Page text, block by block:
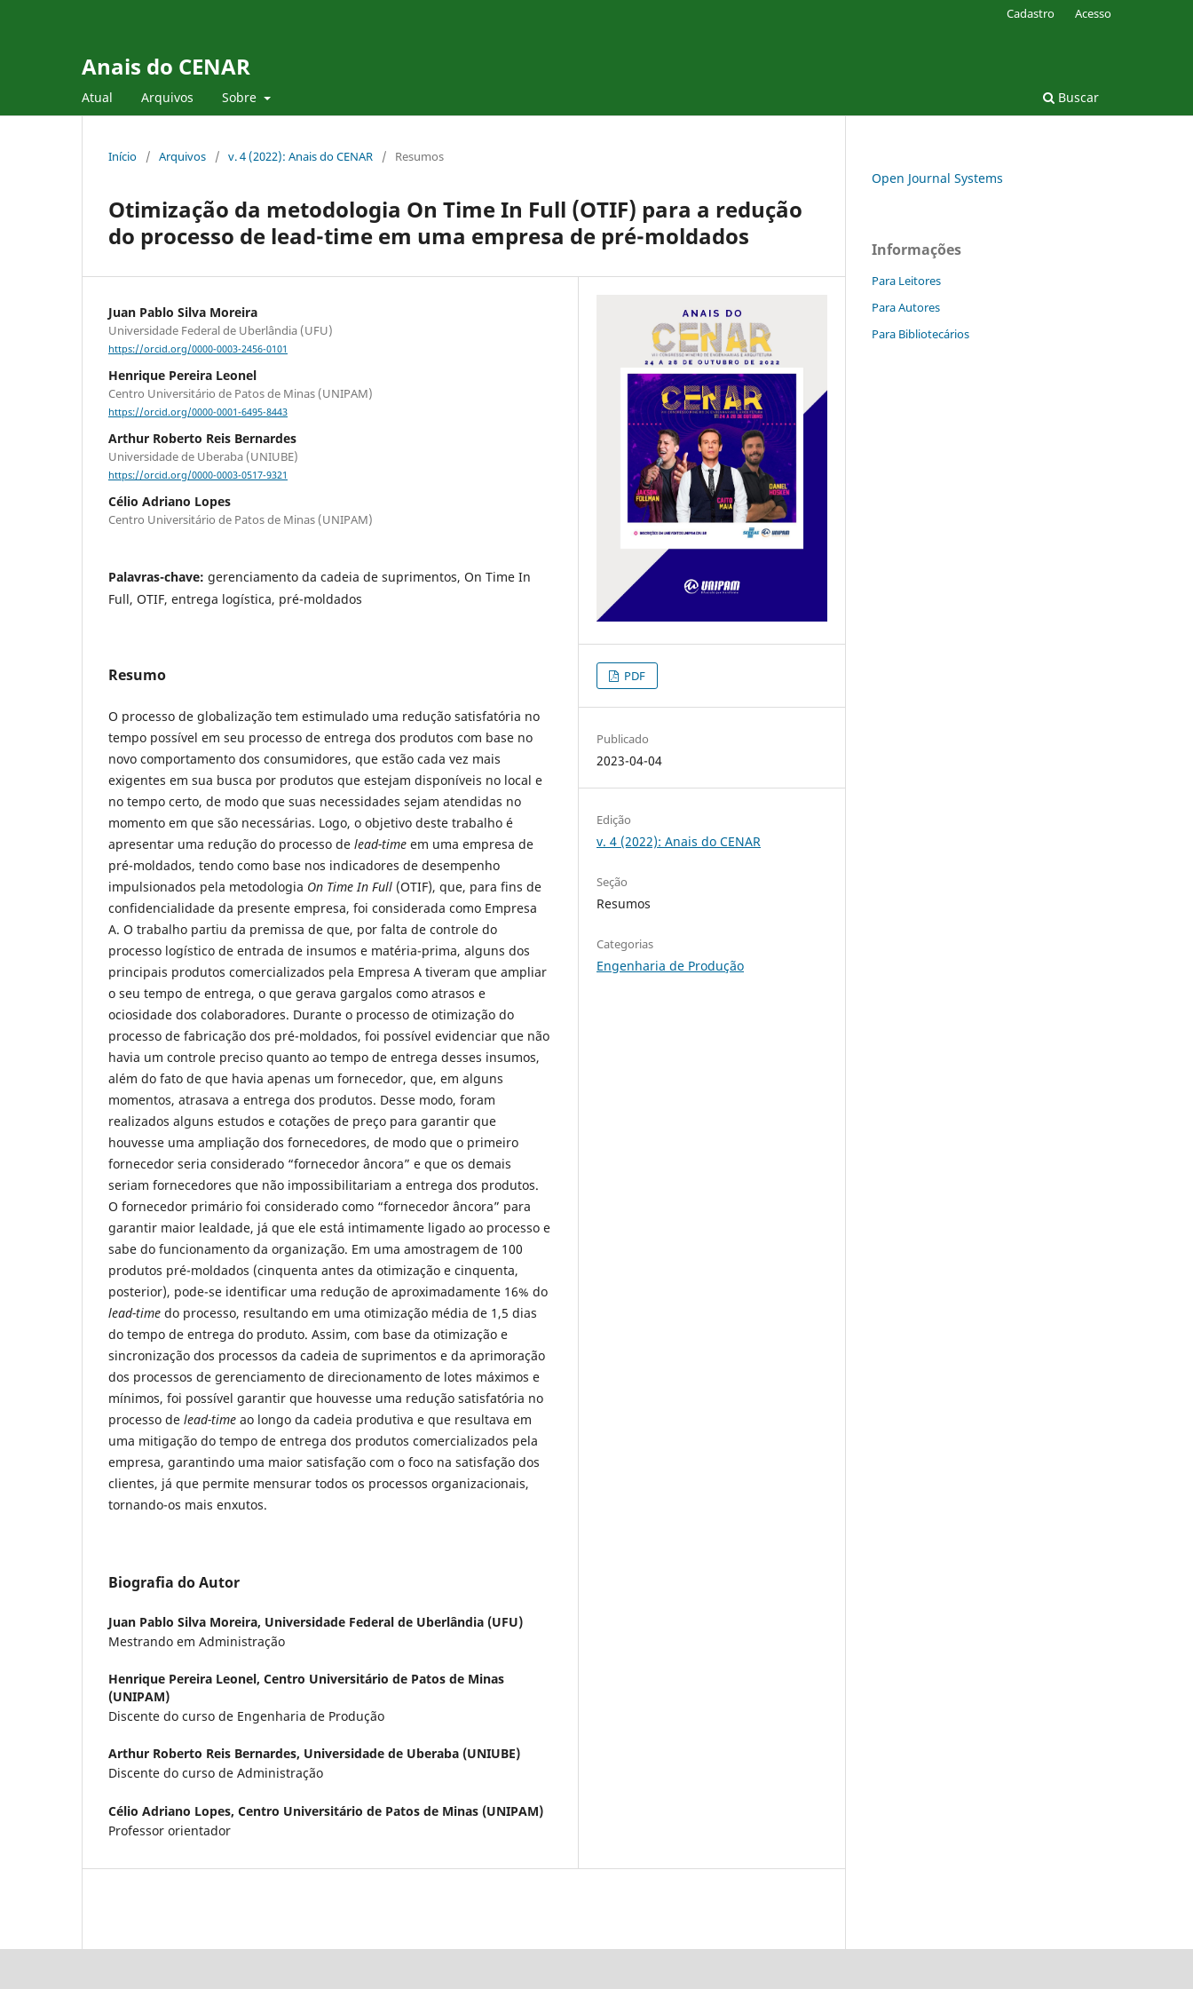
Anais do CENAR
Atual Arquivos Sobre Buscar
Cadastro Acesso
Início / Arquivos / v. 4 (2022): Anais do CENAR / Resumos
Otimização da metodologia On Time In Full (OTIF) para a redução
do processo de lead-time em uma empresa de pré-moldados
Juan Pablo Silva Moreira
Universidade Federal de Uberlândia (UFU)
https://orcid.org/0000-0003-2456-0101
Henrique Pereira Leonel
Centro Universitário de Patos de Minas (UNIPAM)
https://orcid.org/0000-0001-6495-8443
Arthur Roberto Reis Bernardes
Universidade de Uberaba (UNIUBE)
https://orcid.org/0000-0003-0517-9321
Célio Adriano Lopes
Centro Universitário de Patos de Minas (UNIPAM)
Palavras-chave: gerenciamento da cadeia de suprimentos, On Time In
Full, OTIF, entrega logística, pré-moldados
Resumo
O processo de globalização tem estimulado uma redução satisfatória no
tempo possível em seu processo de entrega dos produtos com base no
novo comportamento dos consumidores, que estão cada vez mais
exigentes em sua busca por produtos que estejam disponíveis no local e
no tempo certo, de modo que suas necessidades sejam atendidas no
momento em que são necessárias. Logo, o objetivo deste trabalho é
apresentar uma redução do processo de lead-time em uma empresa de
pré-moldados, tendo como base nos indicadores de desempenho
impulsionados pela metodologia On Time In Full (OTIF), que, para fins de
confidencialidade da presente empresa, foi considerada como Empresa
A. O trabalho partiu da premissa de que, por falta de controle do
processo logístico de entrada de insumos e matéria-prima, alguns dos
principais produtos comercializados pela Empresa A tiveram que ampliar
o seu tempo de entrega, o que gerava gargalos como atrasos e
ociosidade dos colaboradores. Durante o processo de otimização do
processo de fabricação dos pré-moldados, foi possível evidenciar que não
havia um controle preciso quanto ao tempo de entrega desses insumos,
além do fato de que havia apenas um fornecedor, que, em alguns
momentos, atrasava a entrega dos produtos. Desse modo, foram
realizados alguns estudos e cotações de preço para garantir que
houvesse uma ampliação dos fornecedores, de modo que o primeiro
fornecedor seria considerado “fornecedor âncora” e que os demais
seriam fornecedores que não impossibilitariam a entrega dos produtos.
O fornecedor primário foi considerado como “fornecedor âncora” para
garantir maior lealdade, já que ele está intimamente ligado ao processo e
sabe do funcionamento da organização. Em uma amostragem de 100
produtos pré-moldados (cinquenta antes da otimização e cinquenta,
posterior), pode-se identificar uma redução de aproximadamente 16% do
lead-time do processo, resultando em uma otimização média de 1,5 dias
do tempo de entrega do produto. Assim, com base da otimização e
sincronização dos processos da cadeia de suprimentos e da aprimoração
dos processos de gerenciamento de direcionamento de lotes máximos e
mínimos, foi possível garantir que houvesse uma redução satisfatória no
processo de lead-time ao longo da cadeia produtiva e que resultava em
uma mitigação do tempo de entrega dos produtos comercializados pela
empresa, garantindo uma maior satisfação com o foco na satisfação dos
clientes, já que permite mensurar todos os processos organizacionais,
tornando-os mais enxutos.
Biografia do Autor
Juan Pablo Silva Moreira, Universidade Federal de Uberlândia (UFU)
Mestrando em Administração
Henrique Pereira Leonel, Centro Universitário de Patos de Minas
(UNIPAM)
Discente do curso de Engenharia de Produção
Arthur Roberto Reis Bernardes, Universidade de Uberaba (UNIUBE)
Discente do curso de Administração
Célio Adriano Lopes, Centro Universitário de Patos de Minas (UNIPAM)
Professor orientador
PDF
Publicado
2023-04-04
Edição
v. 4 (2022): Anais do CENAR
Seção
Resumos
Categorias
Engenharia de Produção
Open Journal Systems
Informações
Para Leitores
Para Autores
Para Bibliotecários